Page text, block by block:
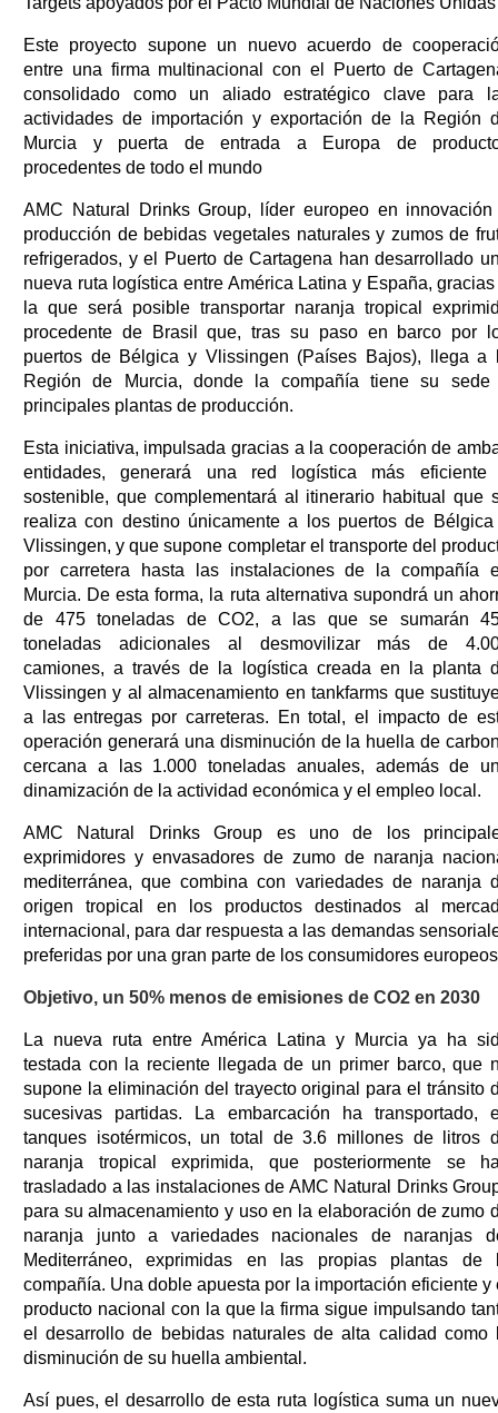
Este proyecto supone un nuevo acuerdo de
entre una firma multinacional con el Puerto de
consolidado como un aliado estratégico clave para
actividades de importación y exportación de la Región
Murcia y puerta de entrada a Europa de
procedentes de todo el mundo
AMC Natural Drinks Group, líder europeo en
producción de bebidas vegetales naturales y zumos de
refrigerados, y el Puerto de Cartagena han desarrollado
nueva ruta logística entre América Latina y España,
la que será posible transportar naranja tropical
procedente de Brasil que, tras su paso en barco por
puertos de Bélgica y Vlissingen (Países Bajos), llega a
Región de Murcia, donde la compañía tiene su sede
principales plantas de producción.
Esta iniciativa, impulsada gracias a la cooperación de
entidades, generará una red logística más eficiente
sostenible, que complementará al itinerario habitual que
realiza con destino únicamente a los puertos de
Vlissingen, y que supone completar el transporte del
por carretera hasta las instalaciones de la compañía
Murcia. De esta forma, la ruta alternativa supondrá un
de 475 toneladas de CO2, a las que se sumarán
toneladas adicionales al desmovilizar más de
camiones, a través de la logística creada en la planta
Vlissingen y al almacenamiento en tankfarms que
a las entregas por carreteras. En total, el impacto de
operación generará una disminución de la huella de
cercana a las 1.000 toneladas anuales, además de
dinamización de la actividad económica y el empleo local.
AMC Natural Drinks Group es uno de los
exprimidores y envasadores de zumo de naranja
mediterránea, que combina con variedades de naranja
origen tropical en los productos destinados al
internacional, para dar respuesta a las demandas
preferidas por una gran parte de los consumidores
Objetivo, un 50% menos de emisiones de CO2 en 2030
La nueva ruta entre América Latina y Murcia ya ha
testada con la reciente llegada de un primer barco, que
supone la eliminación del trayecto original para el tránsito
sucesivas partidas. La embarcación ha transportado,
tanques isotérmicos, un total de 3.6 millones de litros
naranja tropical exprimida, que posteriormente se
trasladado a las instalaciones de AMC Natural Drinks
para su almacenamiento y uso en la elaboración de zumo
naranja junto a variedades nacionales de naranjas
Mediterráneo, exprimidas en las propias plantas de
compañía. Una doble apuesta por la importación eficiente y
producto nacional con la que la firma sigue impulsando
el desarrollo de bebidas naturales de alta calidad como
disminución de su huella ambiental.
Así pues, el desarrollo de esta ruta logística suma un